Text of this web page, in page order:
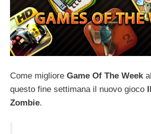
Come migliore Game Of The Week
questo fine settimana il nuovo gioco
Zombie.